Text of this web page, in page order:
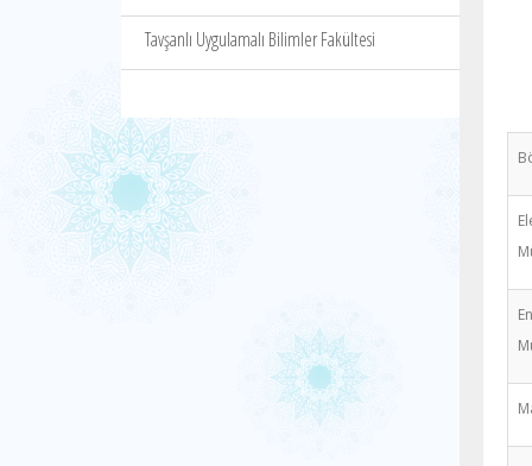
Tavşanlı Uygulamalı Bilimler Fakültesi